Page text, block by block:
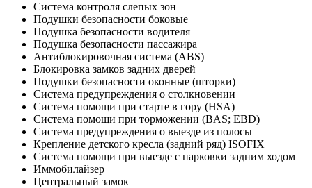
Система контроля слепых зон
Подушки безопасности боковые
Подушка безопасности водителя
Подушка безопасности пассажира
Антиблокировочная система (ABS)
Блокировка замков задних дверей
Подушки безопасности оконные (шторки)
Система предупреждения о столкновении
Система помощи при старте в гору (HSA)
Система помощи при торможении (BAS; EBD)
Система предупреждения о выезде из полосы
Крепление детского кресла (задний ряд) ISOFIX
Система помощи при выезде с парковки задним ходом
Иммобилайзер
Центральный замок